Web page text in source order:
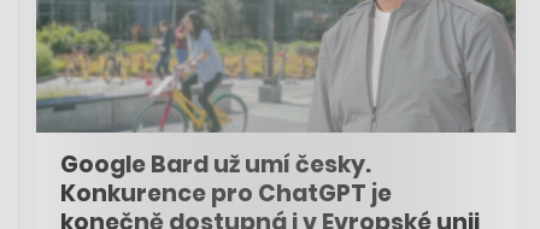
Google Bard už umí česky.
Konkurence pro ChatGPT je
konečně dostupná i v Evropské unii